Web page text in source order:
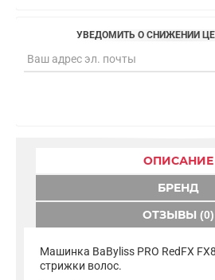
УВЕДОМИТЬ О СНИЖЕНИИ
ОПИСАНИЕ
БРЕНД
ОТЗЫВЫ (0)
Машинка BaByliss PRO RedFX
стрижки волос.